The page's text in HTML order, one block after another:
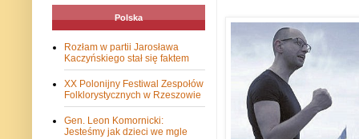
Polska
Rozłam w partii Jarosława
Kaczyńskiego stał się faktem
XX Polonijny Festiwal Zespołów
Folklorystycznych w Rzeszowie
Gen. Leon Komornicki:
Jesteśmy jak dzieci we mgle